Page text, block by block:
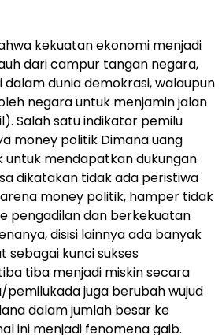
kekuatan ekonomi menjadi
dari campur tangan negara,
dunia demokrasi, walaupun
negara untuk menjamin jalan
Salah satu indikator pemilu
money politik Dimana uang
mendapatkan dukungan
dikatakan tidak ada peristiwa
money politik, hamper tidak
pengadilan dan berkekuatan
disisi lainnya ada banyak
sebagai kunci sukses
tiba menjadi miskin secara
juga berubah wujud
dalam jumlah besar ke
ini menjadi fenomena gaib.